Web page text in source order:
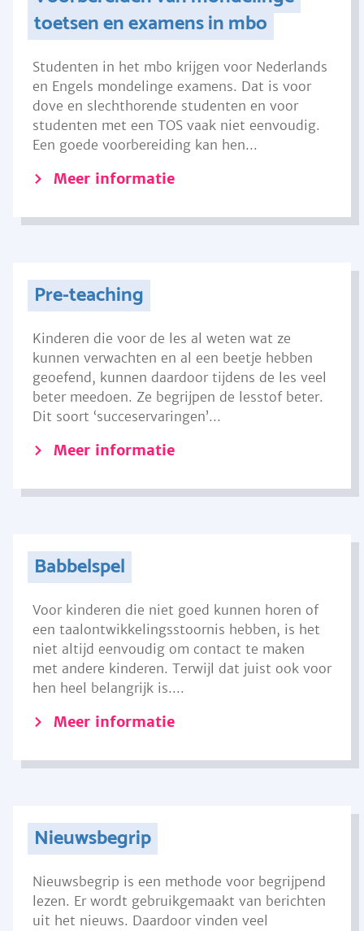
toetsen en examens in mbo
Studenten in het mbo krijgen voor Nederlands
en Engels mondelinge examens. Dat is voor
dove en slechthorende studenten en voor
studenten met een TOS vaak niet eenvoudig.
Een goede voorbereiding kan hen...
Meer informatie
Pre-teaching
Kinderen die voor de les al weten wat ze
kunnen verwachten en al een beetje hebben
geoefend, kunnen daardoor tijdens de les veel
beter meedoen. Ze begrijpen de lesstof beter.
Dit soort ‘succeservaringen’...
Meer informatie
Babbelspel
Voor kinderen die niet goed kunnen horen of
een taalontwikkelingsstoornis hebben, is het
niet altijd eenvoudig om contact te maken
met andere kinderen. Terwijl dat juist ook voor
hen heel belangrijk is....
Meer informatie
Nieuwsbegrip
Nieuwsbegrip is een methode voor begrijpend
lezen. Er wordt gebruikgemaakt van berichten
uit het nieuws. Daardoor vinden veel